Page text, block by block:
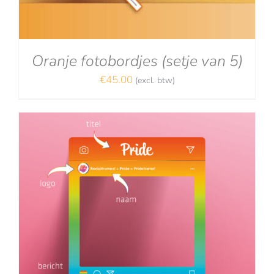
Oranje fotobordjes (setje van 5)
€45.00 (excl. btw)